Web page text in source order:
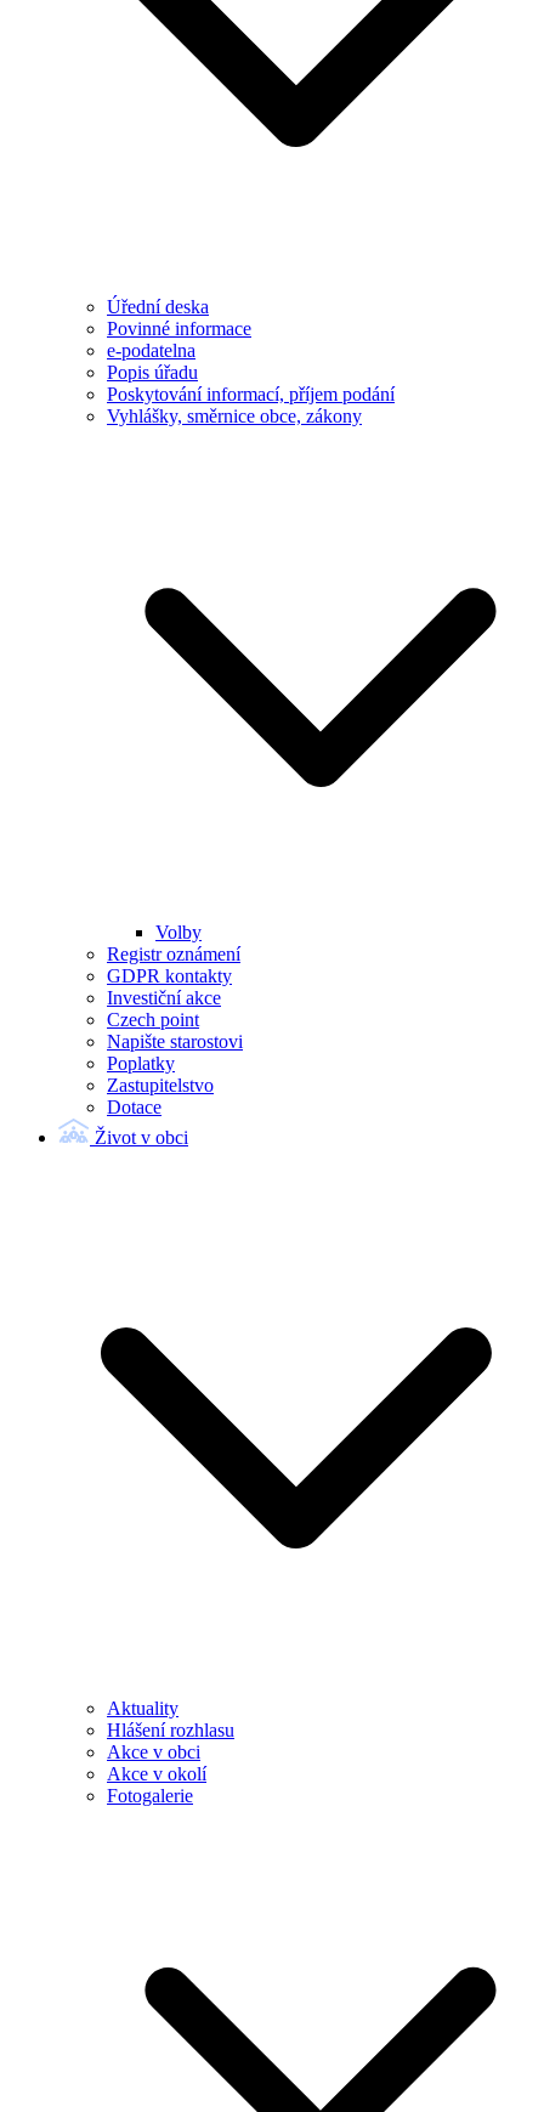
Úřední deska
Povinné informace
e-podatelna
Popis úřadu
Poskytování informací, příjem podání
Vyhlášky, směrnice obce, zákony
Volby
Registr oznámení
GDPR kontakty
Investiční akce
Czech point
Napište starostovi
Poplatky
Zastupitelstvo
Dotace
Život v obci
Aktuality
Hlášení rozhlasu
Akce v obci
Akce v okolí
Fotogalerie